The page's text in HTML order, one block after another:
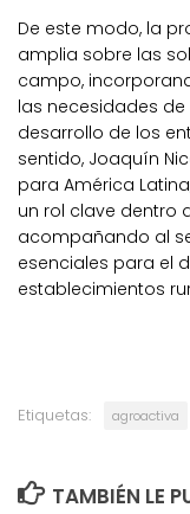
De este modo, la
amplia sobre las
campo,
las necesidades
desarrollo de los
sentido, Joaquín
para América
un rol clave dentro
acompañando al
esenciales para el
establecimientos
Etiquetas: agroactiva
TAMBIÉN LE